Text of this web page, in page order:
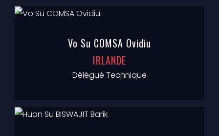
Vo Su COMSA Ovidiu
IRLANDE
Délégué Technique